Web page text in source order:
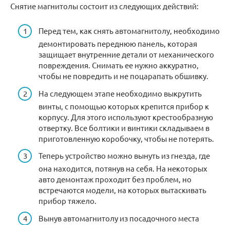
Снятие магнитолы состоит из следующих действий:
Перед тем, как снять автомагнитолу, необходимо
демонтировать переднюю панель, которая
защищает внутренние детали от механического
повреждения. Снимать ее нужно аккуратно,
чтобы не повредить и не поцарапать обшивку.
На следующем этапе необходимо выкрутить
винты, с помощью которых крепится прибор к
корпусу. Для этого используют крестообразную
отвертку. Все болтики и винтики складываем в
приготовленную коробочку, чтобы не потерять.
Теперь устройство можно вынуть из гнезда, где
она находится, потянув на себя. На некоторых
авто демонтаж проходит без проблем, но
встречаются модели, на которых вытаскивать
прибор тяжело.
Вынув автомагнитолу из посадочного места